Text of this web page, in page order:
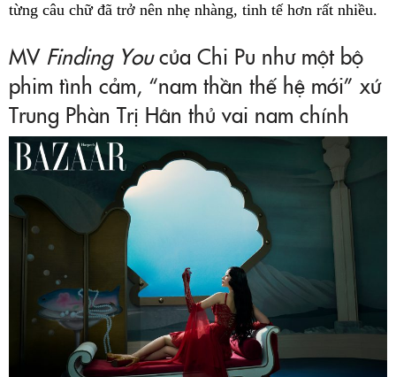
từng câu chữ đã trở nên nhẹ nhàng, tinh tế hơn rất nhiều.
MV Finding Youcủa Chi Pu như một bộ
phim tình cảm, “nam thần thế hệ mới” xứ
Trung Phàn Trị Hân thủ vai nam chính